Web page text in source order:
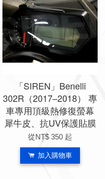
「SIREN」Benelli
302R（2017–2018） 專
車專用頂級熱修復螢幕
犀牛皮、抗UV保護貼膜
從NT$ 350 起
加入購物車